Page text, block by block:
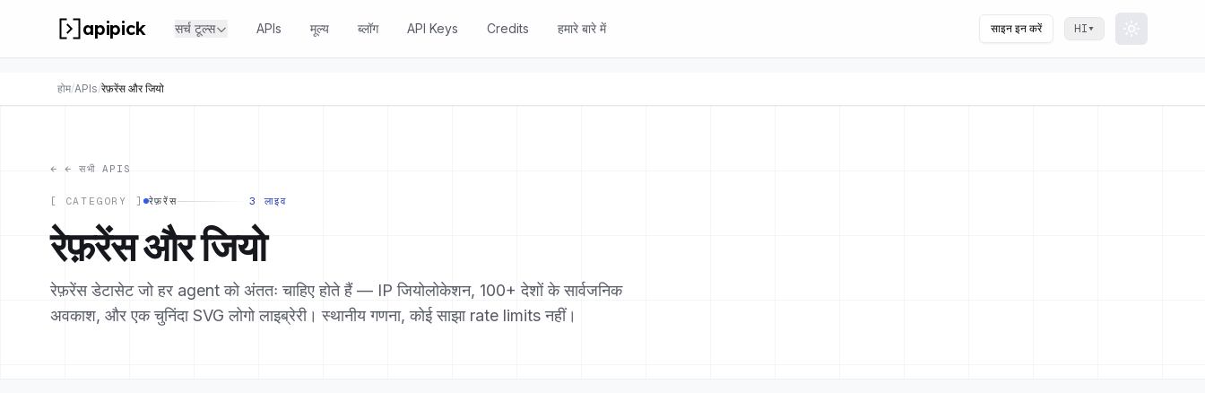
apipick सर्च टूल्स APIs मूल्य ब्लॉग API Keys Credits हमारे बारे में साइन इन करें HI▾
Toggle
होम/APIs/रेफ़रेंस और जियो
←← सभी APIS
[ CATEGORY ] रेफ़रेंस 3 लाइव
रेफ़रेंस और जियो
रेफ़रेंस डेटासेट जो हर agent को अंततः चाहिए होते हैं — IP जियोलोकेशन, 100+ देशों के सार्वजनिक
अवकाश, और एक चुनिंदा SVG लोगो लाइब्रेरी। स्थानीय गणना, कोई साझा rate limits नहीं।